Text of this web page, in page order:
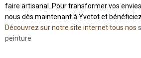
faire artisanal. Pour transformer vos
nous dès maintenant à Yvetot et
Découvrez sur notre site internet tous nos
peinture